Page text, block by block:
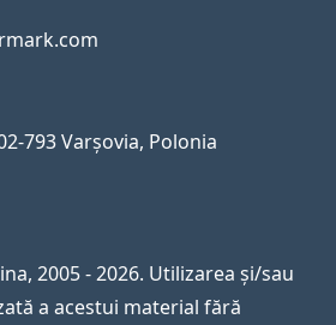
793Varșovia, Polonia
2005 - 2026. Utilizarea și/sau
a acestui material fără